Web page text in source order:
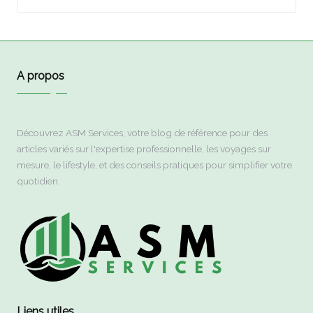
A propos
Découvrez ASM Services, votre blog de référence pour des
articles variés sur l'expertise professionnelle, les voyages sur
mesure, le lifestyle, et des conseils pratiques pour simplifier votre
quotidien.